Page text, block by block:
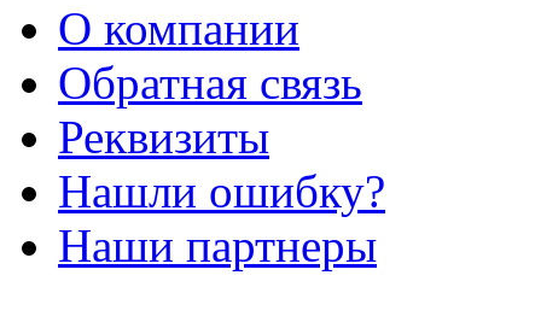
О компании
Обратная связь
Реквизиты
Нашли ошибку?
Наши партнеры